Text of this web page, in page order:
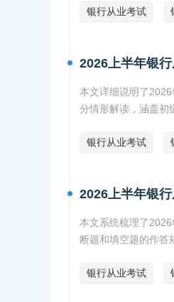
银行从业考试
2026上半年银
本文详细说明了
分情形解读，涵盖初
银行从业考试
2026上半年银
本文系统梳理了
断题和填空题的作答
银行从业考试